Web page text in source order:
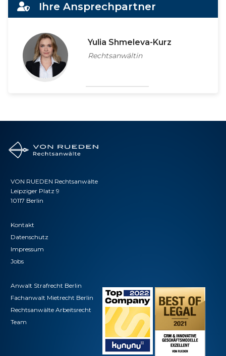
Ihre Ansprechpartner
Yulia Shmeleva-Kurz
Rechtsanwältin
VON RUEDEN Rechtsanwälte
Leipziger Platz 9
10117 Berlin
Kontakt
Datenschutz
Impressum
Jobs
Anwalt Strafrecht Berlin
Fachanwalt Mietrecht Berlin
Rechtsanwälte Arbeitsrecht
Team